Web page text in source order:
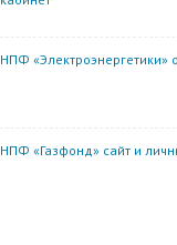
НПФ «Электроэнергетики»
НПФ «Газфонд» сайт и